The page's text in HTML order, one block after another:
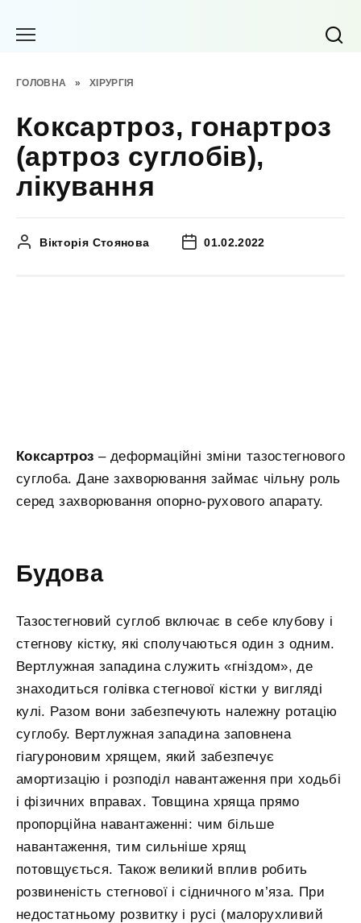
ГОЛОВНА » ХІРУРГІЯ
Коксартроз, гонартроз
(артроз суглобів),
лікування
Вікторія Стоянова 01.02.2022
Коксартроз – деформаційні зміни тазостегнового
суглоба. Дане захворювання займає чільну роль
серед захворювання опорно-рухового апарату.
Будова
Тазостегновий суглоб включає в себе клубову і
стегнову кістку, які сполучаються один з одним.
Вертлужная западина служить «гніздом», де
знаходиться голівка стегнової кістки у вигляді
кулі. Разом вони забезпечують належну ротацію
суглобу. Вертлужная западина заповнена
гіагуроновим хрящем, який забезпечує
амортизацію і розподіл навантаження при ходьбі
і фізичних вправах. Товщина хряща прямо
пропорційна навантаженні: чим більше
навантаження, тим сильніше хрящ
потовщується. Також великий вплив робить
розвиненість стегнової і сідничного м’яза. При
недостатньому розвитку і русі (малорухливий